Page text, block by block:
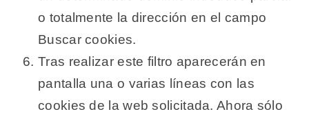
o totalmente la dirección en el campo
Buscar cookies.
Tras realizar este filtro aparecerán en
pantalla una o varias líneas con las
cookies de la web solicitada. Ahora sólo